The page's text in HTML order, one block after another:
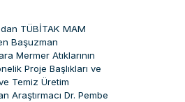
TÜBİTAK MAM
Başuzman
Mermer Atıklarının
Proje Başlıkları ve
Temiz Üretim
Araştırmacı Dr. Pembe